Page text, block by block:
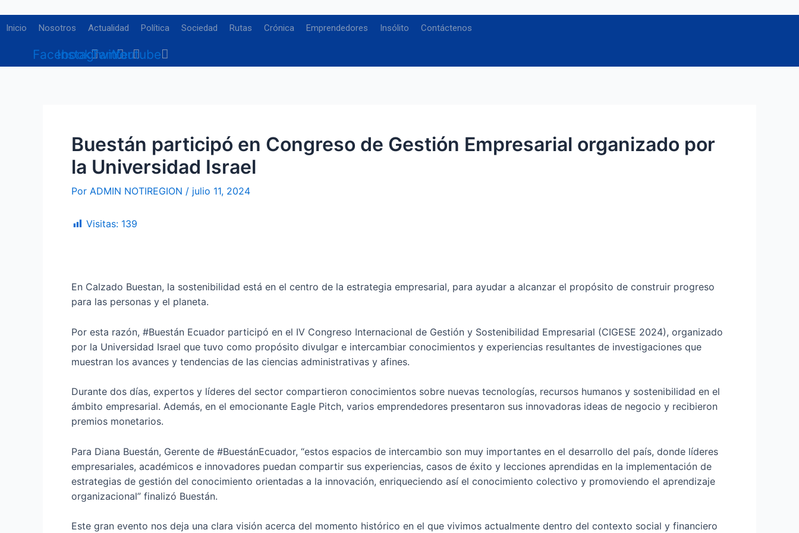
al
Inicio Nosotros Actualidad Política Sociedad Rutas Crónica Emprendedores Insólito Contáctenos
Facebook
Instagram
TwitterYoutube
Buestán participó en Congreso de Gestión Empresarial organizado por
la Universidad Israel
Por ADMIN NOTIREGION / julio 11, 2024
Visitas: 139
En Calzado Buestan, la sostenibilidad está en el centro de la estrategia empresarial, para ayudar a alcanzar el propósito de construir progreso
para las personas y el planeta.
Por esta razón, #Buestán Ecuador participó en el IV Congreso Internacional de Gestión y Sostenibilidad Empresarial (CIGESE 2024), organizado
por la Universidad Israel que tuvo como propósito divulgar e intercambiar conocimientos y experiencias resultantes de investigaciones que
muestran los avances y tendencias de las ciencias administrativas y afines.
Durante dos días, expertos y líderes del sector compartieron conocimientos sobre nuevas tecnologías, recursos humanos y sostenibilidad en el
ámbito empresarial. Además, en el emocionante Eagle Pitch, varios emprendedores presentaron sus innovadoras ideas de negocio y recibieron
premios monetarios.
Para Diana Buestán, Gerente de #BuestánEcuador, “estos espacios de intercambio son muy importantes en el desarrollo del país, donde líderes
empresariales, académicos e innovadores puedan compartir sus experiencias, casos de éxito y lecciones aprendidas en la implementación de
estrategias de gestión del conocimiento orientadas a la innovación, enriqueciendo así el conocimiento colectivo y promoviendo el aprendizaje
organizacional” finalizó Buestán.
Este gran evento nos deja una clara visión acerca del momento histórico en el que vivimos actualmente dentro del contexto social y financiero